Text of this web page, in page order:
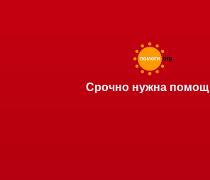
Срочно нужна